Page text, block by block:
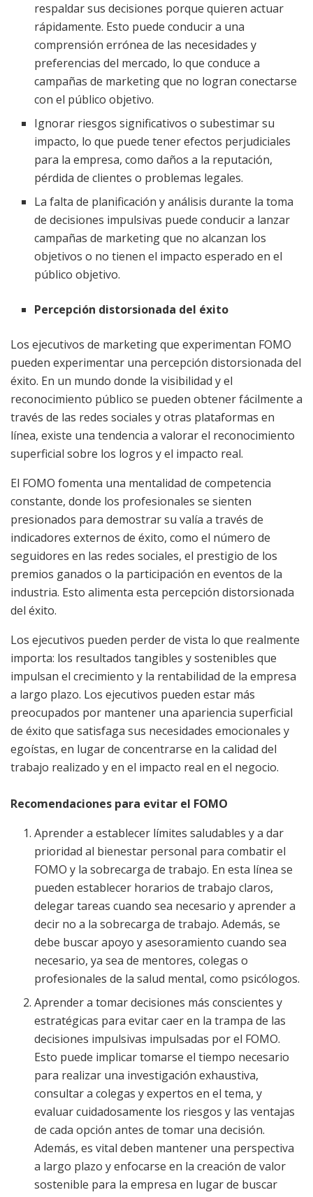
respaldar sus decisiones porque quieren actuar
rápidamente. Esto puede conducir a una
comprensión errónea de las necesidades y
preferencias del mercado, lo que conduce a
campañas de marketing que no logran conectarse
con el público objetivo.
Ignorar riesgos significativos o subestimar su
impacto, lo que puede tener efectos perjudiciales
para la empresa, como daños a la reputación,
pérdida de clientes o problemas legales.
La falta de planificación y análisis durante la toma
de decisiones impulsivas puede conducir a lanzar
campañas de marketing que no alcanzan los
objetivos o no tienen el impacto esperado en el
público objetivo.
Percepción distorsionada del éxito
Los ejecutivos de marketing que experimentan FOMO
pueden experimentar una percepción distorsionada del
éxito. En un mundo donde la visibilidad y el
reconocimiento público se pueden obtener fácilmente a
través de las redes sociales y otras plataformas en
línea, existe una tendencia a valorar el reconocimiento
superficial sobre los logros y el impacto real.
El FOMO fomenta una mentalidad de competencia
constante, donde los profesionales se sienten
presionados para demostrar su valía a través de
indicadores externos de éxito, como el número de
seguidores en las redes sociales, el prestigio de los
premios ganados o la participación en eventos de la
industria. Esto alimenta esta percepción distorsionada
del éxito.
Los ejecutivos pueden perder de vista lo que realmente
importa: los resultados tangibles y sostenibles que
impulsan el crecimiento y la rentabilidad de la empresa
a largo plazo. Los ejecutivos pueden estar más
preocupados por mantener una apariencia superficial
de éxito que satisfaga sus necesidades emocionales y
egoístas, en lugar de concentrarse en la calidad del
trabajo realizado y en el impacto real en el negocio.
Recomendaciones para evitar el FOMO
Aprender a establecer límites saludables y a dar
prioridad al bienestar personal para combatir el
FOMO y la sobrecarga de trabajo. En esta línea se
pueden establecer horarios de trabajo claros,
delegar tareas cuando sea necesario y aprender a
decir no a la sobrecarga de trabajo. Además, se
debe buscar apoyo y asesoramiento cuando sea
necesario, ya sea de mentores, colegas o
profesionales de la salud mental, como psicólogos.
Aprender a tomar decisiones más conscientes y
estratégicas para evitar caer en la trampa de las
decisiones impulsivas impulsadas por el FOMO.
Esto puede implicar tomarse el tiempo necesario
para realizar una investigación exhaustiva,
consultar a colegas y expertos en el tema, y
evaluar cuidadosamente los riesgos y las ventajas
de cada opción antes de tomar una decisión.
Además, es vital deben mantener una perspectiva
a largo plazo y enfocarse en la creación de valor
sostenible para la empresa en lugar de buscar